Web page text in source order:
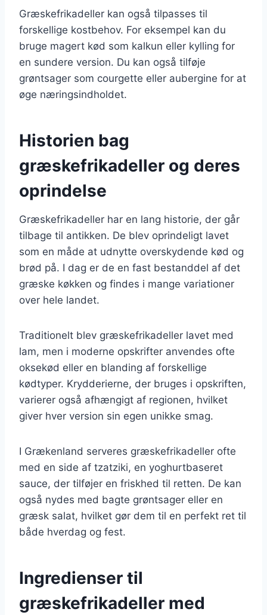
Græskefrikadeller kan også tilpasses til
forskellige kostbehov. For eksempel kan du
bruge magert kød som kalkun eller kylling for
en sundere version. Du kan også tilføje
grøntsager som courgette eller aubergine for at
øge næringsindholdet.
Historien bag
græskefrikadeller og deres
oprindelse
Græskefrikadeller har en lang historie, der går
tilbage til antikken. De blev oprindeligt lavet
som en måde at udnytte overskydende kød og
brød på. I dag er de en fast bestanddel af det
græske køkken og findes i mange variationer
over hele landet.
Traditionelt blev græskefrikadeller lavet med
lam, men i moderne opskrifter anvendes ofte
oksekød eller en blanding af forskellige
kødtyper. Krydderierne, der bruges i opskriften,
varierer også afhængigt af regionen, hvilket
giver hver version sin egen unikke smag.
I Grækenland serveres græskefrikadeller ofte
med en side af tzatziki, en yoghurtbaseret
sauce, der tilføjer en friskhed til retten. De kan
også nydes med bagte grøntsager eller en
græsk salat, hvilket gør dem til en perfekt ret til
både hverdag og fest.
Ingredienser til
græskefrikadeller med